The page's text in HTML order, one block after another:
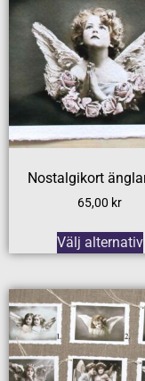
Nostalgikort
65,00 kr
Välj alternativ